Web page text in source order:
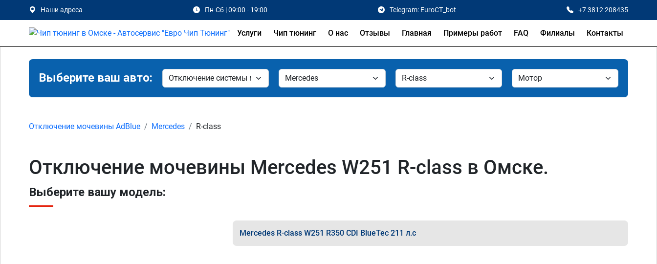
Наши адреса Пн-Сб | 09:00 - 19:00 Telegram: EuroCT_bot +7 3812 208435
Услуги Чип тюнинг О нас Отзывы Главная Примеры работ FAQ Филиалы Контакты
Выберите ваш авто:
Отключение мочевины AdBlue Mercedes R-class
Отключение мочевины Mercedes W251 R-class в Омске.
Выберите вашу модель:
Mercedes R-class W251 R350 CDI BlueTec 211 л.с